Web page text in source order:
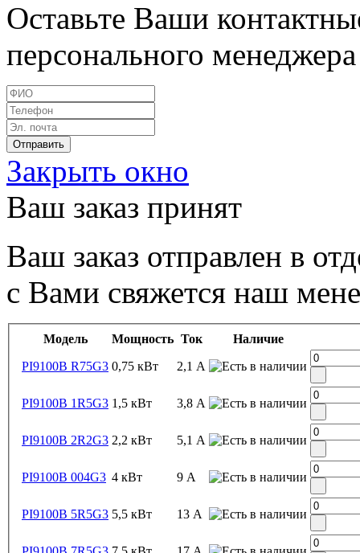
Оставьте Ваши
персонального
Закрыть окно
Ваш заказ принят
Ваш заказ отправлен в
с Вами свяжется наш
Модель Мощность Ток
Наличие
PI9100B R75G3 0,75 кВт 2,1 А
PI9100B 1R5G3 1,5 кВт 3,8 А
PI9100B 2R2G3 2,2 кВт 5,1 А
PI9100B 004G3 4 кВт 9 А
PI9100B 5R5G3 5,5 кВт 13 А